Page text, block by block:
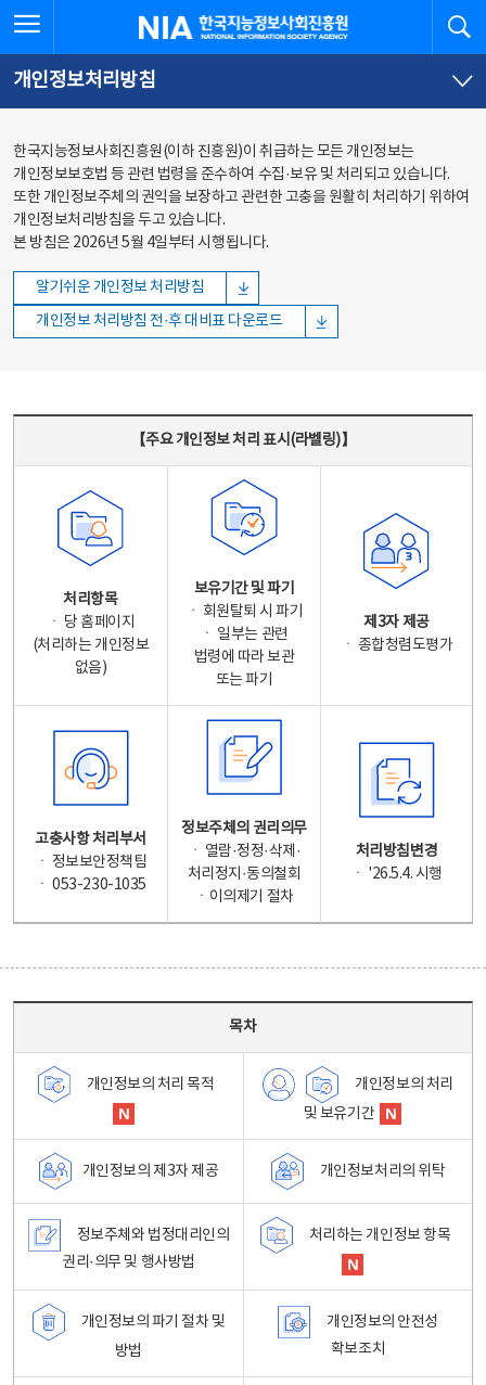
바로가기
바로가기
한국지능정보사회진흥원
개인정보처리방침
한국지능정보사회진흥원(이하 진흥원)이 취급하는 모든 개인정보는
개인정보보호법 등 관련 법령을 준수하여 수집·보유 및 처리되고 있습니다.
또한 개인정보주체의 권익을 보장하고 관련한 고충을 원활히 처리하기 위하여
개인정보처리방침을 두고 있습니다.
본 방침은 2026년 5월 4일부터 시행됩니다.
알기쉬운 개인정보 처리방침
개인정보 처리방침 전·후 대비표 다운로드
【주요 개인정보 처리 표시(라벨링)】
처리항목
ㆍ 당 홈페이지
(처리하는 개인정보
없음)
보유기간 및 파기
ㆍ 회원탈퇴 시 파기
ㆍ 일부는 관련
법령에 따라 보관
또는 파기
제3자 제공
ㆍ 종합청렴도평가
고충사항 처리부서
ㆍ 정보보안정책팀
ㆍ 053-230-1035
정보주체의 권리의무
ㆍ 열람·정정·삭제·
처리정지·동의철회
ㆍ이의제기 절차
처리방침변경
ㆍ '26.5.4. 시행
목차
개인정보의 처리 목적
개인정보의 처리
및 보유기간
개인정보의 제3자 제공 개인정보처리의 위탁
정보주체와 법정대리인의
권리·의무 및 행사방법
처리하는 개인정보 항목
개인정보의 파기 절차 및
방법
개인정보의 안전성
확보조치